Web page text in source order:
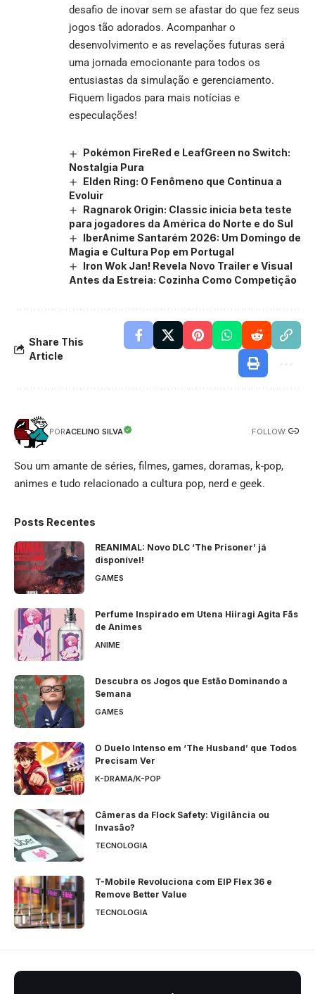
desafio de inovar sem se afastar do que fez seus
jogos tão adorados. Acompanhar o
desenvolvimento e as revelações futuras será
uma jornada emocionante para todos os
entusiastas da simulação e gerenciamento.
Fiquem ligados para mais notícias e
especulações!
Pokémon FireRed e LeafGreen no Switch:
Nostalgia Pura
Elden Ring: O Fenômeno que Continua a
Evoluir
Ragnarok Origin: Classic inicia beta teste
para jogadores da América do Norte e do Sul
IberAnime Santarém 2026: Um Domingo de
Magia e Cultura Pop em Portugal
Iron Wok Jan! Revela Novo Trailer e Visual
Antes da Estreia: Cozinha Como Competição
Share This
Article
PORACELINO SILVA FOLLOW:
Sou um amante de séries, filmes, games, doramas, k-pop,
animes e tudo relacionado a cultura pop, nerd e geek.
Posts Recentes
REANIMAL: Novo DLC ‘The Prisoner’ já
disponível!
GAMES
Perfume Inspirado em Utena Hiiragi Agita Fãs
de Animes
ANIME
Descubra os Jogos que Estão Dominando a
Semana
GAMES
O Duelo Intenso em ‘The Husband’ que Todos
Precisam Ver
K-DRAMA/K-POP
Câmeras da Flock Safety: Vigilância ou
Invasão?
TECNOLOGIA
T-Mobile Revoluciona com EIP Flex 36 e
Remove Better Value
TECNOLOGIA